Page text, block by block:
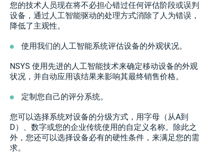
您的技术人员现在将不必担心错过任何评估阶段或误判
设备，通过人工智能驱动的处理方式消除了人为错误，
降低了主观性。
使用我们的人工智能系统评估设备的外观状况。
NSYS 使用先进的人工智能技术来确定移动设备的外观
状况，并自动应用该结果来影响其最终销售价格。
定制您自己的评分系统。
您可以选择系统对设备的分级方式，用字母（从A到
D）、数字或您的企业传统使用的自定义名称。除此之
外，您还可以选择设备必有的硬性条件，来满足您的需
求。